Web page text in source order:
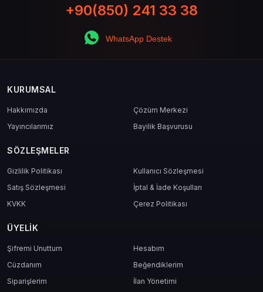
+90(850) 241 33 38
WhatsApp Destek
KURUMSAL
Hakkımızda
Çözüm Merkezi
Yayıncılarımız
Bayilik Başvurusu
SÖZLEŞMELER
Gizlilik Politikası
Kullanıcı Sözleşmesi
Satış Sözleşmesi
İptal & İade Koşulları
KVKK
Çerez Politikası
ÜYELIK
Şifremi Unuttum
Hesabım
Cüzdanım
Beğendiklerim
Siparişlerim
İlan Yönetimi